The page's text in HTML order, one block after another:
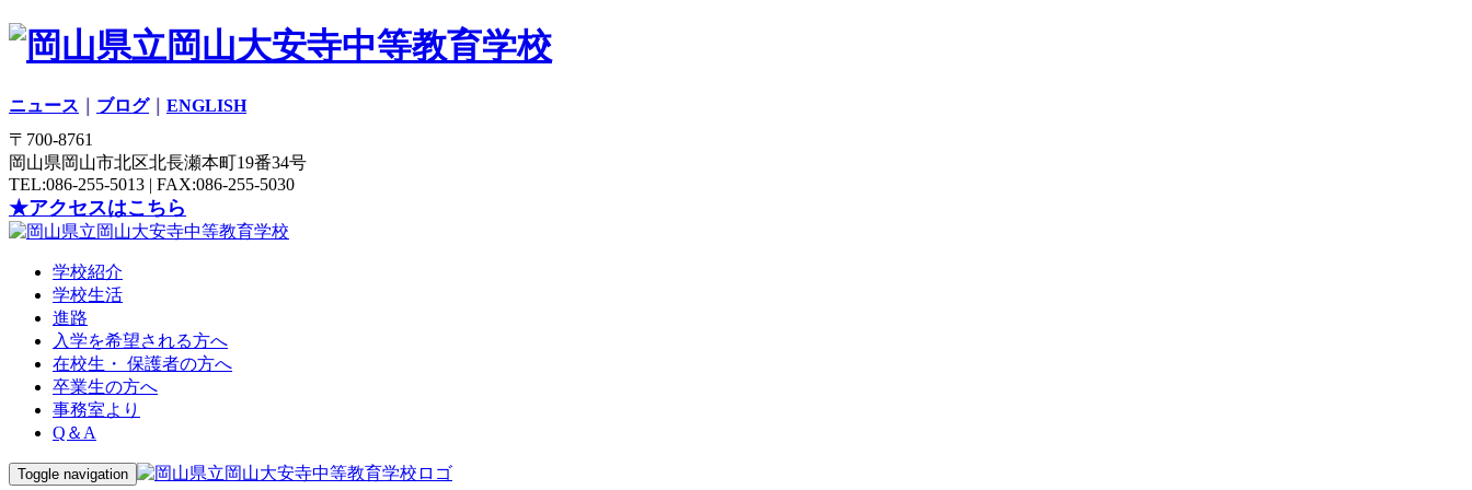
ニュース ブログ｜ ENGLISH
〒700-8761
岡山県岡山市北区北長瀬本町19番34号
TEL:086-255-5013 | FAX:086-255-5030
★アクセスはこちら
学校紹介
学校生活
進路
入学を希望される方へ
在校生・ 保護者の方へ
卒業生の方へ
事務室より
Q＆A
Toggle navigation